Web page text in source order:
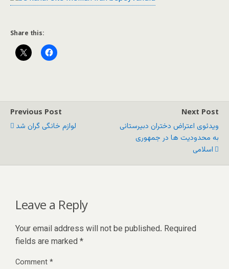
Share this:
Previous Post
لوازم خانگی گران شد
Next Post
ویدئوی اعتراض دختران دبیرستانی
به محدودیت ها در جمهوری
اسلامی
Leave a Reply
Your email address will not be published. Required
fields are marked *
Comment*